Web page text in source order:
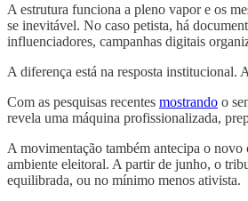
A estrutura funciona a pleno vapor e os
se inevitável. No caso petista, há
influenciadores, campanhas digitais
A diferença está na resposta institucional.
Com as pesquisas recentes mostrando o
revela uma máquina profissionalizada,
A movimentação também antecipa o
ambiente eleitoral. A partir de junho, o
equilibrada, ou no mínimo menos ativista.